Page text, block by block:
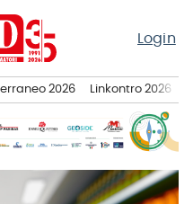
Login
2026 Linkontro 2026